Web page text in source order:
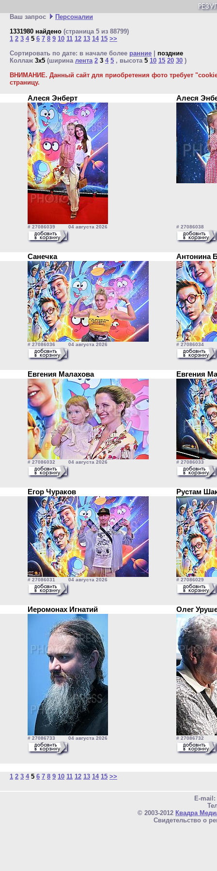
Ваш запрос
Персоналии
1331980 найдено (страница 5 из 88799)
1 2 3 4 5 6 7 8 9 10 11 12 13 14 15 >>
Сортировать по дате: в начале более ранние
поздние
Коллаж 3x5 (ширина лента 2 3 4 5 , высота 5 10 15 20 30 )
ВНИМАНИЕ. Данный сайт для приобретения фото требует
страницу.
Алеся Энберт Алеся
# 27086039 04 августа 2026 # 27086038
Санечка Антонина
# 27086036 04 августа 2026 # 27086034
Евгения Малахова Евгения
# 27086032 04 августа 2026 # 27086033
Егор Чураков Рустам
# 27086031 04 августа 2026 # 27086029
Иеромонах Игнатий Олег
# 27086733 04 августа 2026 # 27086732
1 2 3 4 5 6 7 8 9 10 11 12 13 14 15 >>
E-mail:
© 2003-2012 Квадра
Свидетельство о